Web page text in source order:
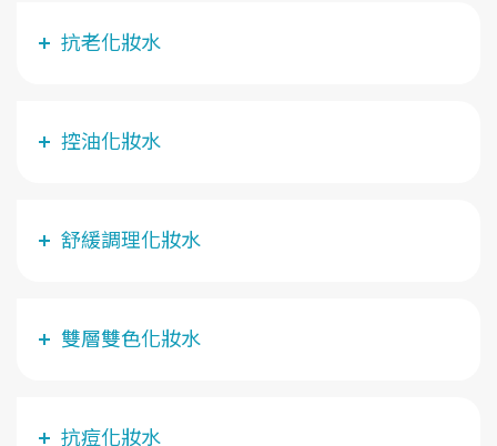
抗老化妝水
控油化妝水
舒緩調理化妝水
雙層雙色化妝水
抗痘化妝水